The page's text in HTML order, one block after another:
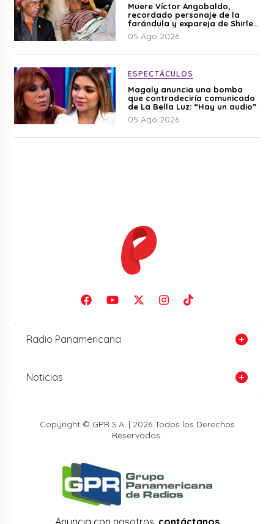
Muere Víctor Angobaldo,
recordado personaje de la
farándula y expareja de Shirley
Cherres
05 Ago 2026
ESPECTÁCULOS
Magaly anuncia una bomba
que contradeciría comunicado
de La Bella Luz: “Hay un audio”
05 Ago 2026
Radio Panamericana
Noticias
Copyright © GPR S.A. | 2026 Todos los Derechos
Reservados.
Anuncia con nosotros, contáctanos